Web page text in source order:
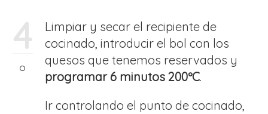
4
Limpiar y secar el recipiente de
cocinado, introducir el bol con los
quesos que tenemos reservados y
programar 6 minutos 200ºC.
Ir controlando el punto de cocinado,